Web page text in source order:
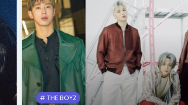
THE BOYZ